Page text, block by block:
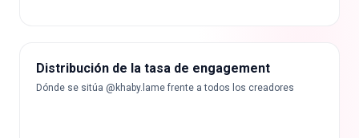
Distribución de la tasa de engagement
Dónde se sitúa @khaby.lame frente a todos los creadores